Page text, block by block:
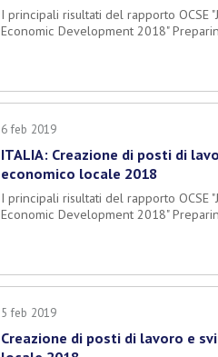
I principali risultati del rapporto OCSE
Economic Development 2018"
6 feb 2019
ITALIA: Creazione di posti di
economico locale 2018
I principali risultati del rapporto OCSE
Economic Development 2018"
5 feb 2019
Creazione di posti di lavoro e